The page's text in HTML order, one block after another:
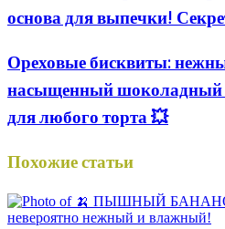
основа для выпечки!
Ореховые бисквиты:
насыщенный шоколадный
для любого торта 💥
Похожие статьи